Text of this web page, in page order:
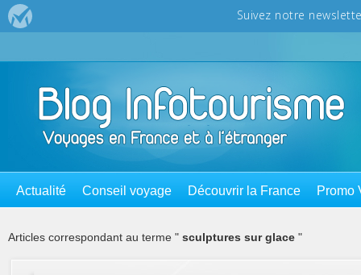
Actualité Conseil voyage Découvrir la France Promo
Articles correspondant au terme " sculptures sur glace "